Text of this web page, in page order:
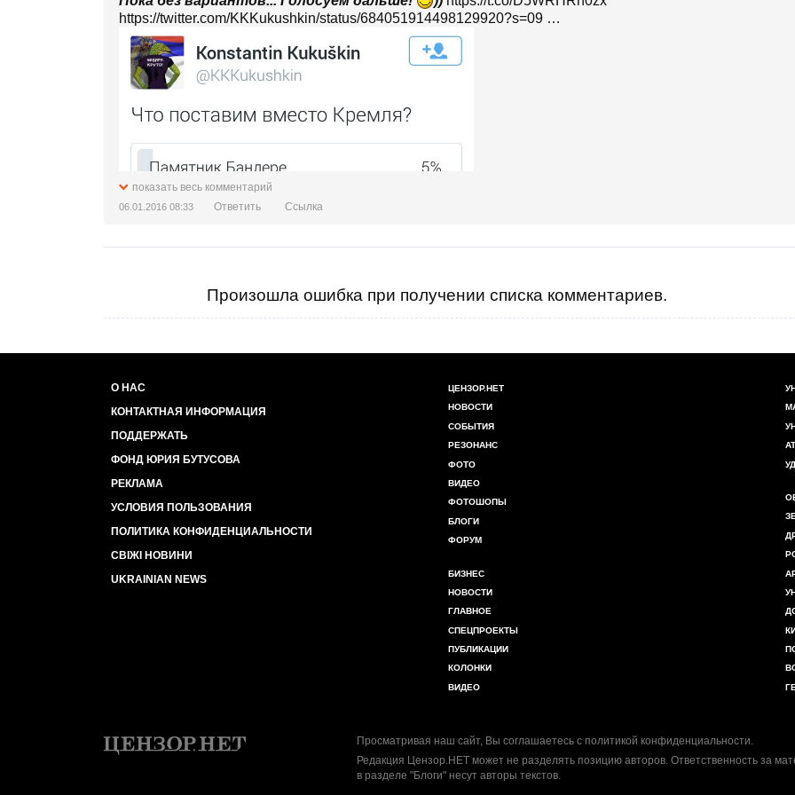
https://twitter.com/KKKukushkin/status/684051914498129920?s=09 …
показать весь комментарий
06.01.2016 08:33 Ответить Ссылка
Произошла ошибка при получении списка комментариев.
О НАС
КОНТАКТНАЯ ИНФОРМАЦИЯ
ПОДДЕРЖАТЬ
ФОНД ЮРИЯ БУТУСОВА
РЕКЛАМА
УСЛОВИЯ ПОЛЬЗОВАНИЯ
ПОЛИТИКА КОНФИДЕНЦИАЛЬНОСТИ
СВІЖІ НОВИНИ
UKRAINIAN NEWS
ЦЕНЗОР.НЕТ
НОВОСТИ
СОБЫТИЯ
РЕЗОНАНС
ФОТО
ВИДЕО
ФОТОШОПЫ
БЛОГИ
ФОРУМ
БИЗНЕС
НОВОСТИ
ГЛАВНОЕ
СПЕЦПРОЕКТЫ
ПУБЛИКАЦИИ
КОЛОНКИ
ВИДЕО
Просматривая наш сайт, Вы соглашаетесь с политикой конфиденциальности.
Редакция Цензор.НЕТ может не разделять позицию авторов. Ответственность за
в разделе "Блоги" несут авторы текстов.